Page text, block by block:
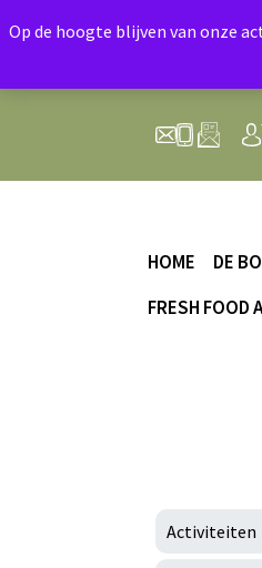
HOME DE
FRESH FOOD
Activiteiten
Op de hoogte blijven van onze